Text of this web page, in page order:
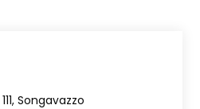
Songavazzo